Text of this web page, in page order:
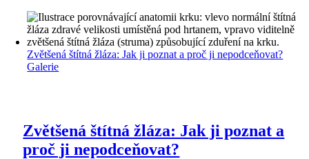
Zvětšená štítná žláza: Jak ji poznat a proč ji nepodceňovat?
Galerie
Zvětšená štítná žláza: Jak ji poznat a
proč ji nepodceňovat?